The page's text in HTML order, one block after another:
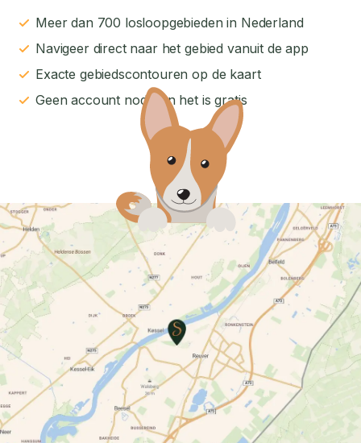
Meer dan 700 losloopgebieden in Nederland
Navigeer direct naar het gebied vanuit de app
Exacte gebiedscontouren op de kaart
Geen account nodig en het is gratis